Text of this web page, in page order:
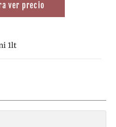
ver precio
1lt